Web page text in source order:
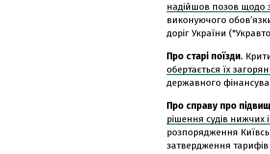
надійшов позов щодо
виконуючого
доріг України
Про старі поїзди.
обертається їх
державного
Про справу про
рішення судів нижчих
розпорядження
затвердження